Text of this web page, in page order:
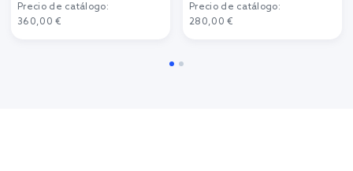
Precio de catálogo:
360,00 €
Precio de catálogo:
280,00 €